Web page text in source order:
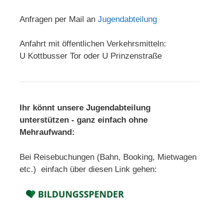
Anfragen per Mail an Jugendabteilung
Anfahrt mit öffentlichen Verkehrsmitteln:
U Kottbusser Tor oder U Prinzenstraße
Ihr könnt unsere Jugendabteilung
unterstützen - ganz einfach ohne
Mehraufwand:
Bei Reisebuchungen (Bahn, Booking, Mietwagen
etc.) einfach über diesen Link gehen: